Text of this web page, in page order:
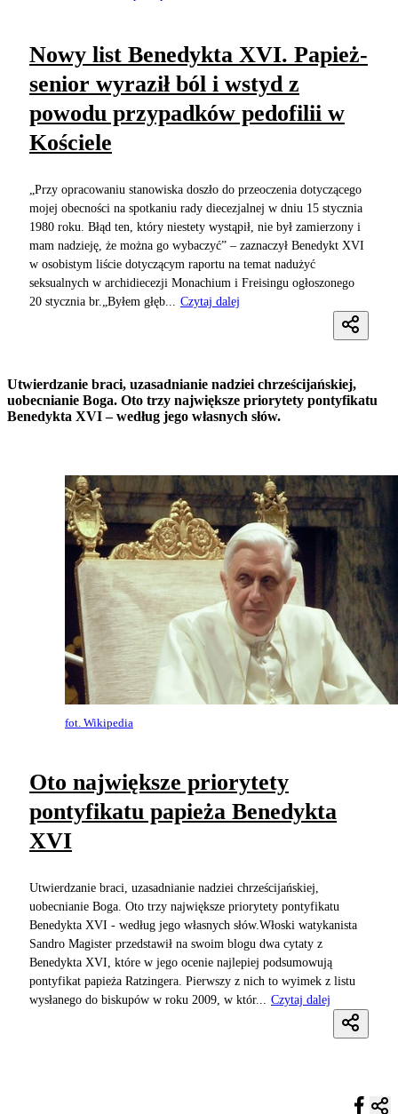
Nowy list Benedykta XVI. Papież-
senior wyraził ból i wstyd z
powodu przypadków pedofilii w
Kościele
„Przy opracowaniu stanowiska doszło do przeoczenia dotyczącego
mojej obecności na spotkaniu rady diecezjalnej w dniu 15 stycznia
1980 roku. Błąd ten, który niestety wystąpił, nie był zamierzony i
mam nadzieję, że można go wybaczyć” – zaznaczył Benedykt XVI
w osobistym liście dotyczącym raportu na temat nadużyć
seksualnych w archidiecezji Monachium i Freisingu ogłoszonego
20 stycznia br.„Byłem głęb...
Czytaj dalej
Utwierdzanie braci, uzasadnianie nadziei chrześcijańskiej,
uobecnianie Boga. Oto trzy największe priorytety pontyfikatu
Benedykta XVI – według jego własnych słów.
fot. Wikipedia
Oto największe priorytety
pontyfikatu papieża Benedykta
XVI
Utwierdzanie braci, uzasadnianie nadziei chrześcijańskiej,
uobecnianie Boga. Oto trzy największe priorytety pontyfikatu
Benedykta XVI - według jego własnych słów.Włoski watykanista
Sandro Magister przedstawił na swoim blogu dwa cytaty z
Benedykta XVI, które w jego ocenie najlepiej podsumowują
pontyfikat papieża Ratzingera. Pierwszy z nich to wyimek z listu
wysłanego do biskupów w roku 2009, w któr... Czytaj dalej